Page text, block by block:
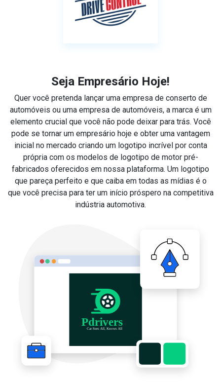
Seja Empresário Hoje!
Quer você pretenda lançar uma empresa de conserto de
automóveis ou uma empresa de automóveis, a marca é um
elemento crucial que você não pode deixar para trás. Você
pode se tornar um empresário hoje e obter uma vantagem
inicial no mercado criando um logotipo incrível por conta
própria com os modelos de logotipo de motor pré-
fabricados oferecidos em nossa plataforma. Um logotipo
que pareça perfeito e que caiba em todas as mídias é o
que você precisa para ter um início próspero na competitiva
indústria automotiva.